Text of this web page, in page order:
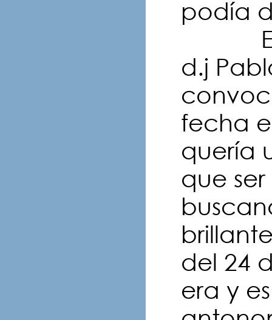
podía
d.j
fecha
quería
que
del 24
era y